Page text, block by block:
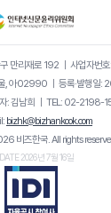
만리재로 192｜ 사업자번
울, 아02990
등록·발행일:
: 김남희 TEL: 02-2198-
bizhk@bizhankook.com
비즈한국. All rights
2026년 7월 16일